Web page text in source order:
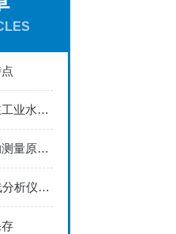
水硬度在线分析仪在工业水处理中的应用
在线溶解氧分析仪的测量原理及维护
总氮/总磷 COD 在线分析仪npw-160测量方法